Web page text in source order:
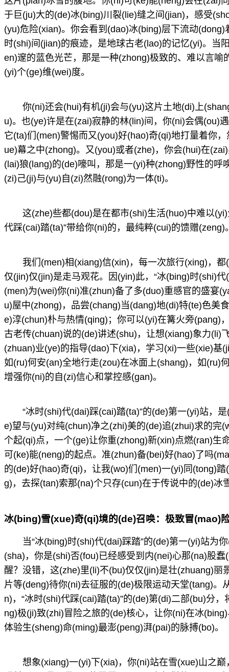
于巨(ju)大的(de)冰(bing)川裂(lie)缝之间(jian)，感受
(yu)危险(xian)。你会看到(dao)冰(bing)层下流动
时(shi)间(jian)的痕迹，是地球古老(lao)的记忆(yi)。当
en)邃的蓝色光芒，那是一种(zhong)极致的、难以言
(yi)个(ge)维(wei)度。
你(ni)还会(hui)有机(ji)会与(yu)这片土地(di)上
u)。也(ye)许是在(zai)寂静的林(lin)间，你(ni)会偶(ou)
它(ta)们(men)警惕而又(you)好(hao)奇(qi)地打量着你
ue)幕之中(zhong)。又(you)或者(zhe)，你会(hui)在
(lai)狼(lang)的(de)嚎叫，那是一(yi)种(zhong)野性的呼
(zi)己(ji)与(yu)自(zi)然融(rong)为一体(ti)。
这(zhe)些都(dou)是在都市(shi)生活(huo)中难以
代踩(cai)踏(ta)”带给你(ni)的，最纯粹(cui)的馈赠(zeng)
我们(men)相(xiang)信(xin)，每一次旅行(xing)，
仅(jin)仅(jin)是走马观花。因(yin)此，“冰(bing)时(shi)
(men)为(wei)你(ni)准(zhun)备了多(duo)重感官的盛宴
u)屋中(zhong)，品尝(chang)当(dang)地(di)特(te)色美
e)淳(chun)朴与热情(qing)；你可以(yi)在篝火旁(pang)
古老传(chuan)说的(de)讲述(shu)，让想(xiang)象力(li)
(zhuan)业(ye)的指导(dao)下(xia)，学习(xi)一些(xie)基
如(ru)何安(an)全地行走(zou)在冰面上(shang)，如(ru)
增强你(ni)的自(zi)信心和掌控感(gan)。
“冰时(shi)代(dai)踩(cai)踏(ta)”的(de)第一(yi)站，
e)望与(yu)对纯(chun)净之(zhi)美的(de)追(zhui)求的完
个起(qi)点，一个(ge)让你重(zhong)新(xin)点燃(ran)生
可(ke)能(neng)的起点。准(zhun)备(bei)好(hao)了吗
的(de)好(hao)奇(qi)，让我(wo)们(men)一(yi)同(tong)
g)，去探(tan)索那(na)个只存(cun)在于传说中的(de)冰
冰(bing)雪(xue)奇(qi)境的(de)召唤：极致冒(mao)
当“冰(bing)时(shi)代(dai)踩踏”的(de)第一(yi)站为
(sha)，你是(shi)否(fou)已经感受到内(nei)心那(na)股
醒？没错，这(zhe)里(li)不(bu)仅仅(jin)是壮(zhuang)丽
片等(deng)待你(ni)去征服的(de)极限运动天堂(tang)。
n)，“冰时(shi)代踩(cai)踏(ta)”的(de)第(di)二部(bu)分
ng)极(ji)致(zhi)冒险之旅的(de)核心，让你(ni)在冰
体验生(sheng)命(ming)最澎(peng)湃(pai)的脉搏(bo)。
想象(xiang)一(yi)下(xia)，你(ni)站在雪(xue)山之